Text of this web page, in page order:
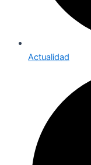
Actualidad